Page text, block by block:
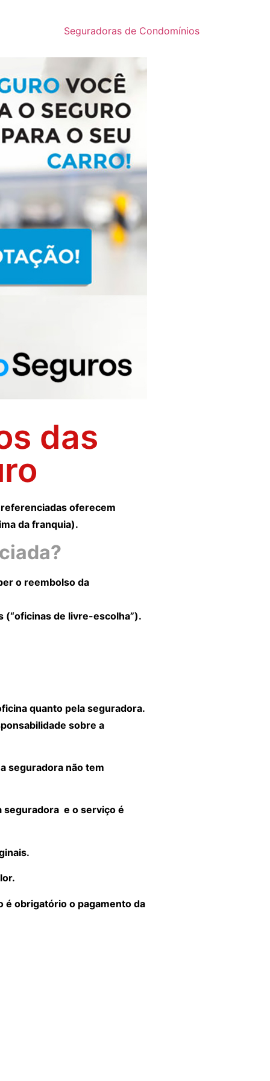
Seguradoras de Condomínios
das
oferecem
da franquia).
o reembolso da
de livre-escolha”).
quanto pela seguradora.
sobre a
seguradora não tem
seguradora e o serviço é
é obrigatório o pagamento da